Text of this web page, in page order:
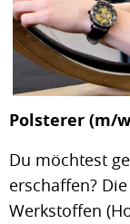
Polsterer (m/
Du möchtest
erschaffen?
Werkstoffen